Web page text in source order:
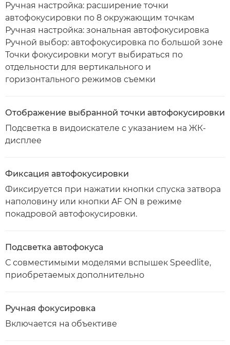
Ручная настройка: расширение точки
автофокусировки по 8 окружающим точкам
Ручная настройка: зональная автофокусировка
Ручной выбор: автофокусировка по большой зоне
Точки фокусировки могут выбираться по
отдельности для вертикального и
горизонтального режимов съемки
Отображение выбранной точки автофокусировки
Подсветка в видоискателе с указанием на ЖК-
дисплее
Фиксация автофокусировки
Фиксируется при нажатии кнопки спуска затвора
наполовину или кнопки AF ON в режиме
покадровой автофокусировки.
Подсветка автофокуса
С совместимыми моделями вспышек Speedlite,
приобретаемых дополнительно
Ручная фокусировка
Включается на объективе